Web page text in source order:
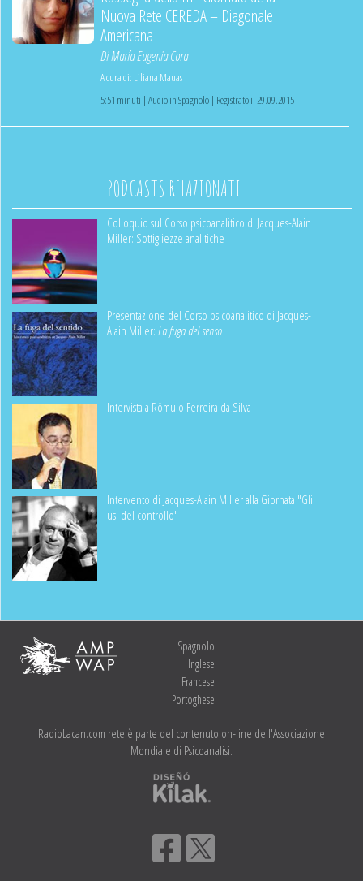
Nuova Rete CEREDA – Diagonale
Americana
DiMaría Eugenia Cora
A cura di: Liliana Mauas
5:51 minuti | Audio in Spagnolo | Registrato il 29.09.2015
PODCASTS RELAZIONATI
Colloquio sul Corso psicoanalitico di Jacques-Alain
Miller: Sottigliezze analitiche
Presentazione del Corso psicoanalitico di Jacques-
Alain Miller:La fuga del senso
Intervista a Rômulo Ferreira da Silva
Intervento di Jacques-Alain Miller alla Giornata "Gli
usi del controllo"
Spagnolo
Inglese
Francese
Portoghese
RadioLacan.com rete è parte del contenuto on-line dell'Associazione
Mondiale di Psicoanalisi.